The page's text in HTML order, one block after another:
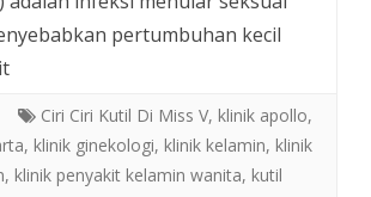
pertumbuhan kecil
Ciri Ciri Kutil Di Miss V, klinik apollo,
, klinik ginekologi, klinik kelamin, klinik
, klinik penyakit kelamin wanita, kutil